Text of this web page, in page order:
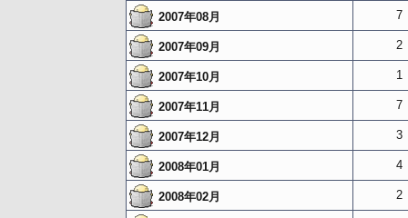
2007年08月 7
2007年09月 2
2007年10月 1
2007年11月 7
2007年12月 3
2008年01月 4
2008年02月 2